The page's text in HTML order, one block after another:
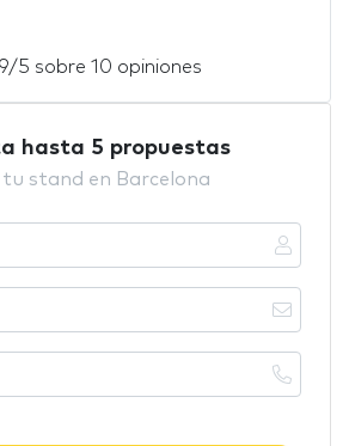
5 sobre 10 opiniones
hasta 5 propuestas
stand en Barcelona